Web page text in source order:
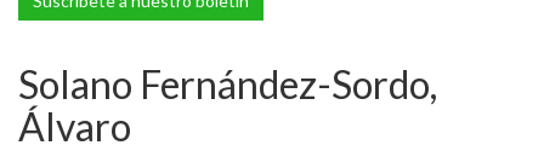
Solano Fernández-Sordo,
Álvaro